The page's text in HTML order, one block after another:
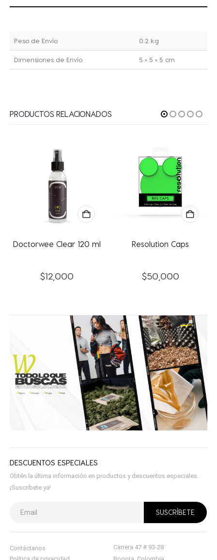
Peso de Envío 0.2 kg
Dimensiones de Envío 5 × 5 × 5 cm
PRODUCTOS RELACIONADOS
Doctorwee Clear 120 ml
$12,000
Resolution Caps
$50,000
DESCUENTOS ESPECIALES
Obtén la última información en productos y descuentos especiales.
¡Suscríbete ya!
Contáctanos
Carrera 47 # 93-28